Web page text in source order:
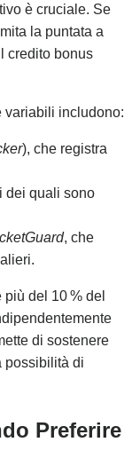
è cruciale. Se
la puntata a
credito bonus
variabili includono:
), che registra
dei quali sono
, che
del 10 % del
di sostenere
possibilità di
Preferire